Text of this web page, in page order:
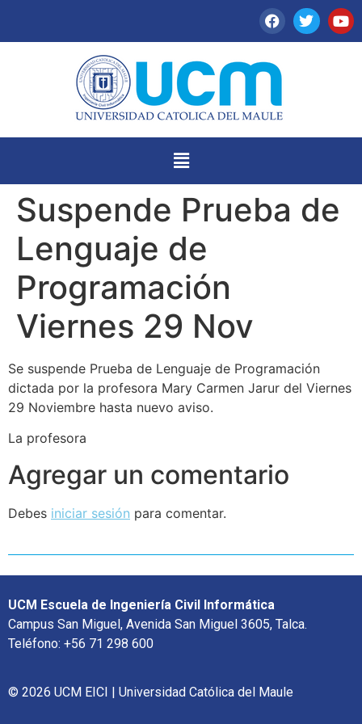
Suspende Prueba de
Lenguaje de
Programación
Viernes 29 Nov
Se suspende Prueba de Lenguaje de Programación
dictada por la profesora Mary Carmen Jarur del Viernes
29 Noviembre hasta nuevo aviso.
La profesora
Agregar un comentario
Debes iniciar sesión para comentar.
UCM Escuela de Ingeniería Civil Informática
Campus San Miguel, Avenida San Miguel 3605, Talca.
Teléfono: +56 71 298 600
© 2026 UCM EICI | Universidad Católica del Maule